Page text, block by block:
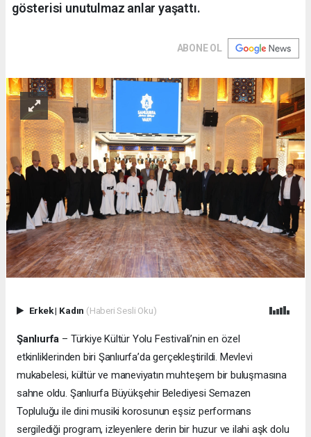
gösterisi unutulmaz anlar yaşattı.
ABONE OL
Erkek| Kadın (Haberi Sesli Oku)
Şanlıurfa – Türkiye Kültür Yolu Festivali’nin en özel
etkinliklerinden biri Şanlıurfa’da gerçekleştirildi. Mevlevi
mukabelesi, kültür ve maneviyatın muhteşem bir buluşmasına
sahne oldu. Şanlıurfa Büyükşehir Belediyesi Semazen
Topluluğu ile dini musiki korosunun eşsiz performans
sergilediği program, izleyenlere derin bir huzur ve ilahi aşk dolu